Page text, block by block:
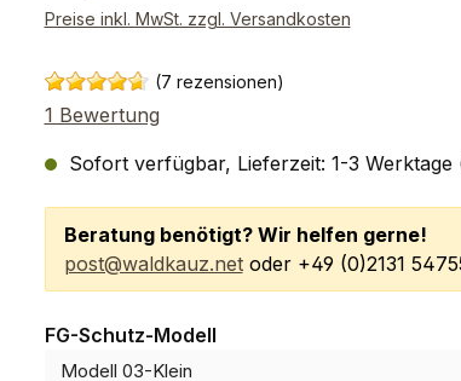
Preise inkl. MwSt. zzgl. Versandkosten
(7 rezensionen)
1 Bewertung
Sofort verfügbar, Lieferzeit: 1-3 Werktage
Beratung benötigt? Wir helfen gerne!
post@waldkauz.netoder +49 (0)2131
FG-Schutz-Modellauswählen